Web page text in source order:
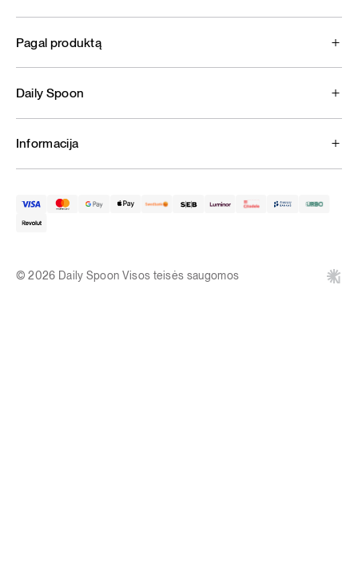
Pagal produktą
Daily Spoon
Informacija
© 2026 Daily Spoon Visos teisės saugomos